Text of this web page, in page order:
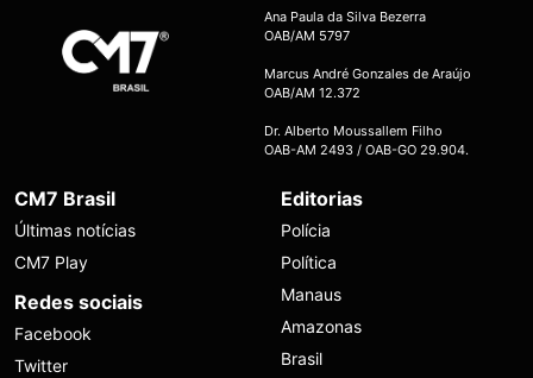
Ana Paula da Silva Bezerra
OAB/AM 5797
Marcus André Gonzales de Araújo
OAB/AM 12.372
Dr. Alberto Moussallem Filho
OAB-AM 2493 / OAB-GO 29.904.
CM7 Brasil
Últimas notícias
CM7 Play
Redes sociais
Facebook
Twitter
Editorias
Polícia
Política
Manaus
Amazonas
Brasil